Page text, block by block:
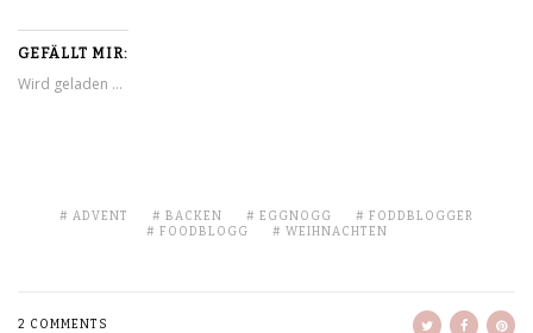
GEFÄLLT MIR:
Wird geladen …
ADVENT BACKEN EGGNOGG
FODDBLOGGER
FOODBLOGG
WEIHNACHTEN
2 COMMENTS